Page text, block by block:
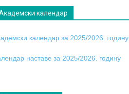
календар
календар за 2025/2026. годину
наставе за 2025/2026. годину